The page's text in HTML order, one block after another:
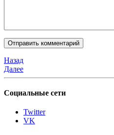
Назад
Далее
Социальные сети
Twitter
VK